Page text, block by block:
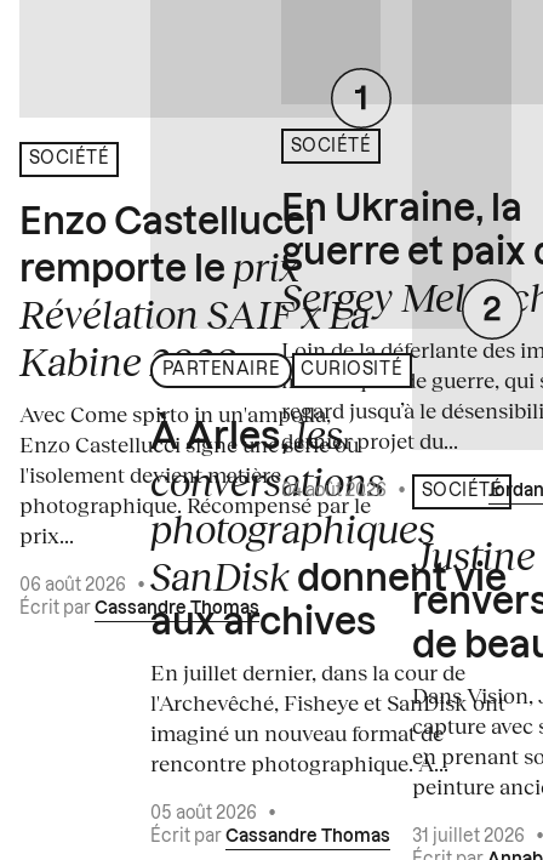
SOCIÉTÉ
Enzo Castellucci
remporte le prix
Révélation SAIF x La
Kabine 2026
Avec Come spirto in un'ampolla,
Enzo Castellucci signe une série où
l'isolement devient matière
photographique. Récompensé par le
prix...
06 août 2026
•
Écrit par Cassandre Thomas
PARTENAIRE CURIOSITÉ
À Arles,les
conversations
photographiques
SanDisk donnent vie
aux archives
En juillet dernier, dans la cour de
l'Archevêché, Fisheye et SanDisk ont
imaginé un nouveau format de
rencontre photographique. À...
05 août 2026
•
Écrit par Cassandre Thomas
SOCIÉTÉ
En Ukraine, la
guerre et paix
Sergey
Loin de la déferlante des
médiatiques de guerre, qui
regard jusqu’à le
dernier projet du...
04 août 2026 • Écrit par
SOCIÉTÉ
de
Dans
capture avec
en prenant
peinture
31 juillet 2026